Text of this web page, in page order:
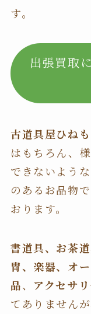
す。
出張買取
古道具屋ひね
はもちろん、
できないよう
のあるお品物
おります。
書道具、お茶
冑、楽器、オ
品、 アクセサ
てありませんが